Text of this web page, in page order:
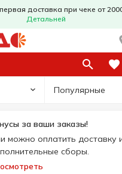
доставка при чеке от
Детальней
Популярные
за ваши заказы!
можно оплатить доставку
сборы.
уход Подарочные наборы
наборы